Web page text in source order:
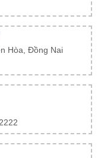
Hòa, Đồng Nai